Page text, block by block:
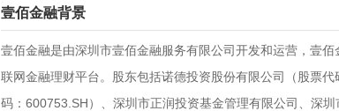
壹佰金融背景
壹佰金融是由深圳市壹佰金融服务有限公司开发和运营，壹
联网金融理财平台。股东包括诺德投资股份有限公司（股票
码：600753.SH）、深圳市正润投资基金管理有限公司、深